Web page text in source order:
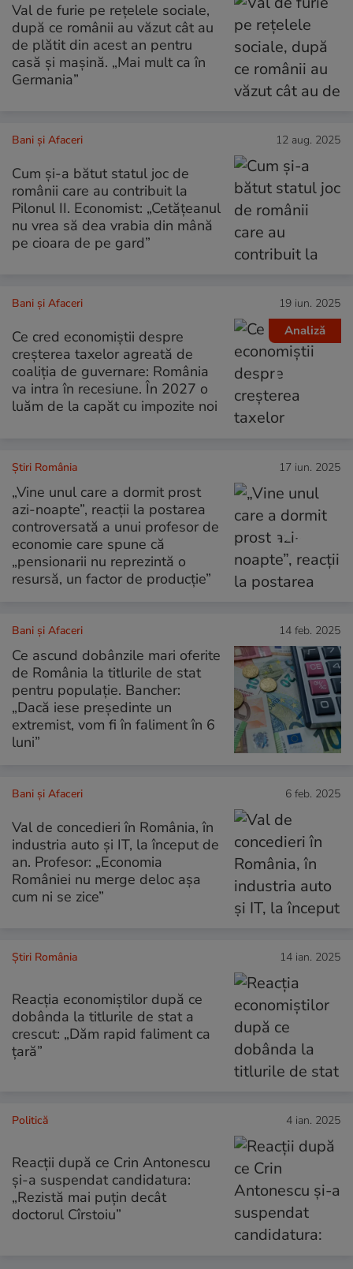
Val de furie pe rețelele sociale,
după ce românii au văzut cât au
de plătit din acest an pentru
casă și mașină. „Mai mult ca în
Germania”
Bani și Afaceri 12 aug. 2025
Cum și-a bătut statul joc de
românii care au contribuit la
Pilonul II. Economist: „Cetățeanul
nu vrea să dea vrabia din mână
pe cioara de pe gard”
Analiză
Bani și Afaceri 19 iun. 2025
Ce cred economiștii despre
creșterea taxelor agreată de
coaliția de guvernare: România
va intra în recesiune. În 2027 o
luăm de la capăt cu impozite noi
Știri România 17 iun. 2025
„Vine unul care a dormit prost
azi-noapte”, reacții la postarea
controversată a unui profesor de
economie care spune că
„pensionarii nu reprezintă o
resursă, un factor de producție”
Bani și Afaceri 14 feb. 2025
Ce ascund dobânzile mari oferite
de România la titlurile de stat
pentru populație. Bancher:
„Dacă iese președinte un
extremist, vom fi în faliment în 6
luni”
Bani și Afaceri 6 feb. 2025
Val de concedieri în România, în
industria auto și IT, la început de
an. Profesor: „Economia
României nu merge deloc așa
cum ni se zice”
Știri România 14 ian. 2025
Reacția economiștilor după ce
dobânda la titlurile de stat a
crescut: „Dăm rapid faliment ca
țară”
Politică 4 ian. 2025
Reacții după ce Crin Antonescu
și-a suspendat candidatura:
„Rezistă mai puțin decât
doctorul Cîrstoiu”